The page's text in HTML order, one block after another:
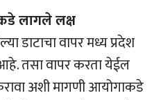
लागले लक्ष
वापर मध्य प्रदेश
तसा वापर करता येईल
अशी मागणी आयोगाकडे